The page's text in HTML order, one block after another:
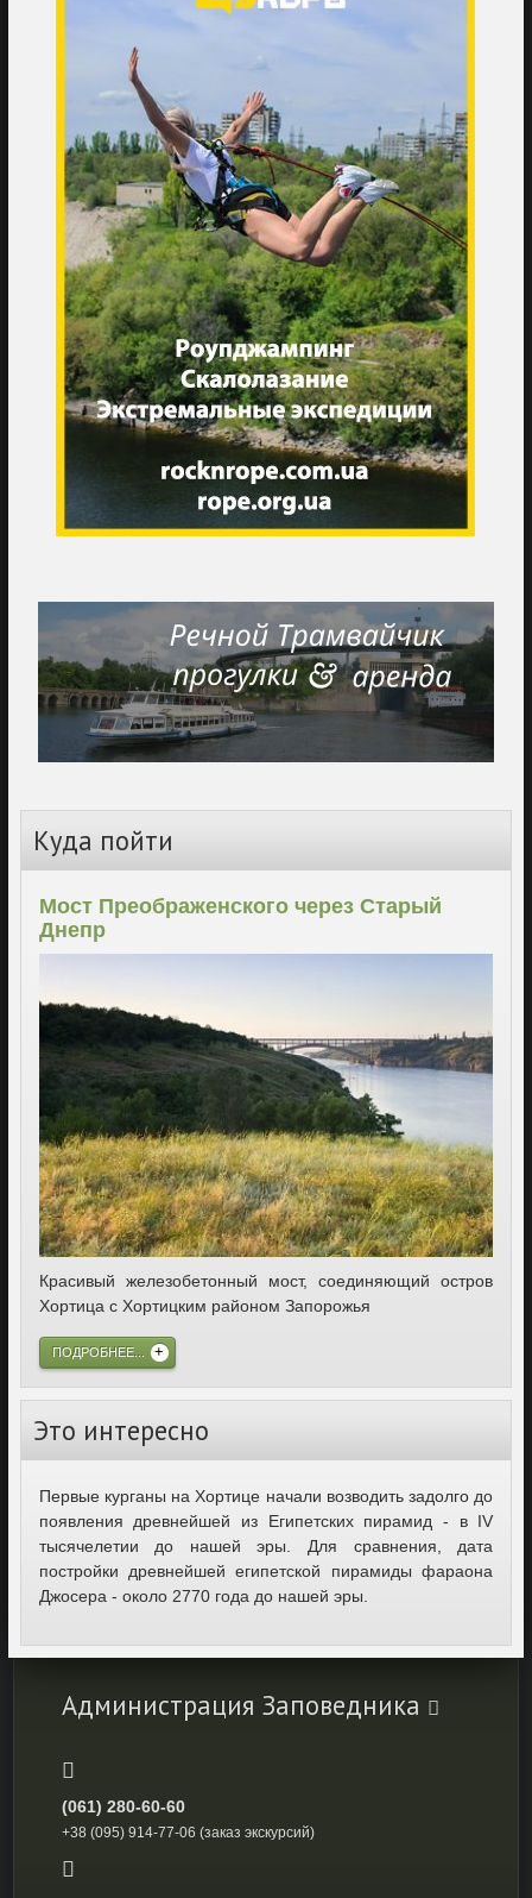
Куда пойти
Мост Преображенского через Старый
Днепр
Красивый железобетонный мост, соединяющий остров
Хортица с Хортицким районом Запорожья
ПОДРОБНЕЕ...
Это интересно
Первые курганы на Хортице начали возводить задолго до
появления древнейшей из Египетских пирамид - в IV
тысячелетии до нашей эры. Для сравнения, дата
постройки древнейшей египетской пирамиды фараона
Джосера - около 2770 года до нашей эры.
Администрация Заповедника
(061) 280-60-60
+38 (095) 914-77-06 (заказ экскурсий)